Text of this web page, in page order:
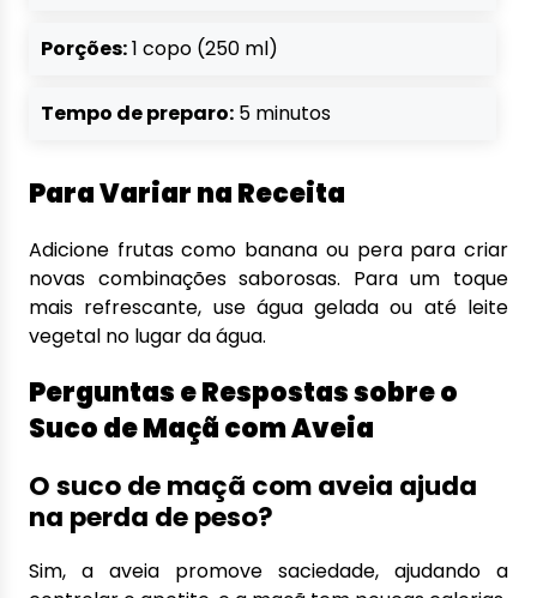
Porções:1 copo (250 ml)
Tempo de preparo: 5 minutos
Para Variar na Receita
Adicione frutas como banana ou pera para criar
novas combinações saborosas. Para um toque
mais refrescante, use água gelada ou até leite
vegetal no lugar da água.
Perguntas e Respostas sobre o
Suco de Maçã com Aveia
O suco de maçã com aveia ajuda
na perda de peso?
Sim, a aveia promove saciedade, ajudando a